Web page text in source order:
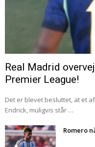
Real Madrid
Premier League!
Det er blevet besluttet, at et
Endrick, muligvis står …
Romero